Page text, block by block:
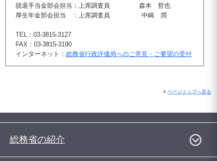
脱退手当金部会担当：上席調査員 森本 哲也
厚生年金部会担当 ：上席調査員 中嶋 潤
TEL：03-3815-3127
FAX：03-3815-3190
インターネット： 総務省行政評価局へのご意見・ご要望の受付
ページトップへ戻る
総務省の紹介